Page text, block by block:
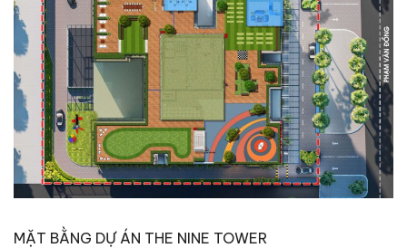
MẶT BẰNG DỰ ÁN THE NINE TOWER